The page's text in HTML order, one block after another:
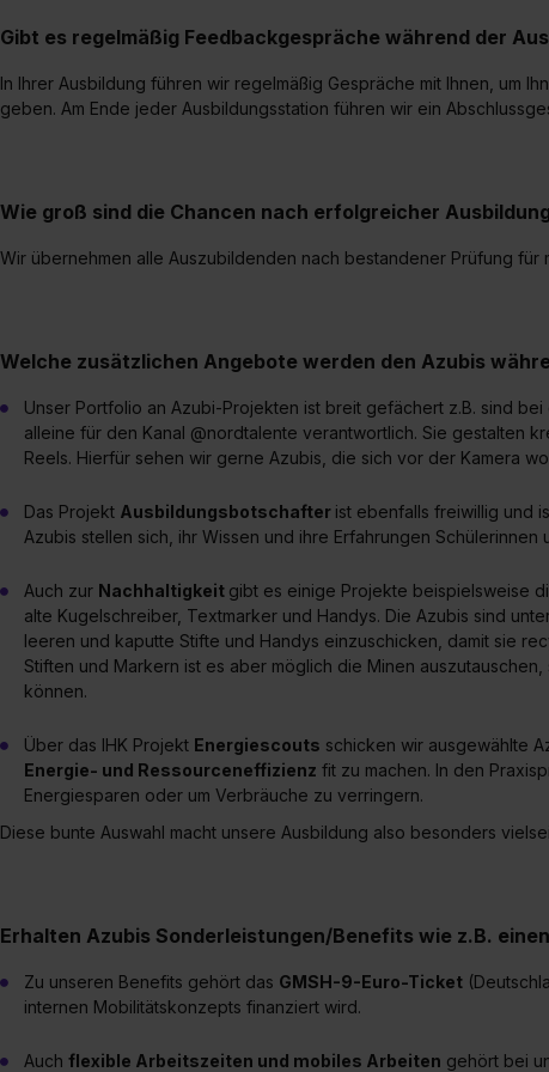
„Details zeigen“. Weitere
Gibt es regelmäßig Feedbackgespräche während der
In Ihrer Ausbildung führen wir regelmäßig Gespräche mit Ihnen, um
geben. Am Ende jeder Ausbildungsstation führen wir ein
Wie groß sind die Chancen nach erfolgreicher
Wir übernehmen alle Auszubildenden nach bestandener Prüfung für
Welche zusätzlichen Angebote werden den Azubis
Unser Portfolio an Azubi-Projekten ist breit gefächert z.B. sind bei
alleine für den Kanal @nordtalente verantwortlich. Sie gestalten
Reels. Hierfür sehen wir gerne Azubis, die sich vor der Kamera
Das Projekt Ausbildungsbotschafter ist ebenfalls freiwillig und
Azubis stellen sich, ihr Wissen und ihre Erfahrungen Schülerinnen
Auch zur Nachhaltigkeit gibt es einige Projekte beispielsweise
alte Kugelschreiber, Textmarker und Handys. Die Azubis sind
leeren und kaputte Stifte und Handys einzuschicken, damit sie
Stiften und Markern ist es aber möglich die Minen
können.
Über das IHK Projekt Energiescouts schicken wir ausgewählte
Energie- und Ressourceneffizienz fit zu machen. In den
Energiesparen oder um Verbräuche zu verringern.
Diese bunte Auswahl macht unsere Ausbildung also besonders
Erhalten Azubis Sonderleistungen/Benefits wie z.B.
Zu unseren Benefits gehört das GMSH-9-Euro-Ticket
internen Mobilitätskonzepts finanziert wird.
Auchflexible Arbeitszeiten und mobiles Arbeiten gehört bei